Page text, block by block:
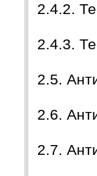
2.4.2.
2.4.3.
2.5.
2.6.
2.7.